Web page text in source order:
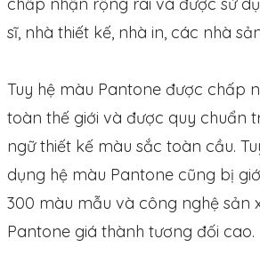
sĩ, nhà thiết kế, nhà in, các nhà
Tuy hệ màu Pantone được chấp
toàn thế giới và được quy chuẩn
ngữ thiết kế màu sắc toàn cầu.
dụng hệ màu Pantone cũng bị
300 màu mẫu và công nghệ sản
Pantone giá thành tương đối cao.